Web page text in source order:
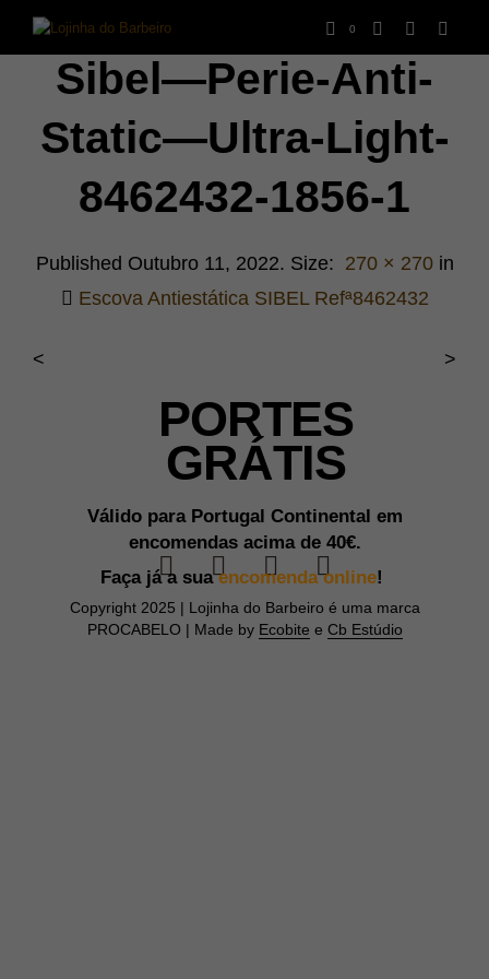
0
Sibel—Perie-Anti-
Static—Ultra-Light-
8462432-1856-1
Published Outubro 11, 2022. Size: 270 × 270in
Escova Antiestática SIBEL Refª8462432
< >
Copyright 2025 | Lojinha do Barbeiro é uma marca
PROCABELO | Made by Ecobite e Cb Estúdio
PORTES
GRÁTIS
Válido para Portugal Continental em
encomendas acima de 40€.
Faça já a suaencomenda online!